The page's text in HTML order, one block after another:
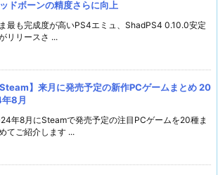
ドボーンの精度さらに向上
最も完成度が高いPS4エミュ、ShadPS4 0.10.0安定
リリースさ ...
Steam】来月に発売予定の新作PCゲームまとめ 20
8月
年8月にSteamで発売予定の注目PCゲームを20種ま
てご紹介します ...